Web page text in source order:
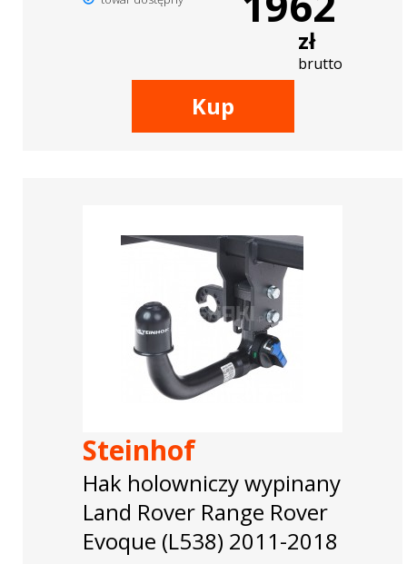
zł
brutto
Kup
Steinhof
Hak holowniczy wypinany
Land Rover Range Rover
Evoque (L538) 2011-2018